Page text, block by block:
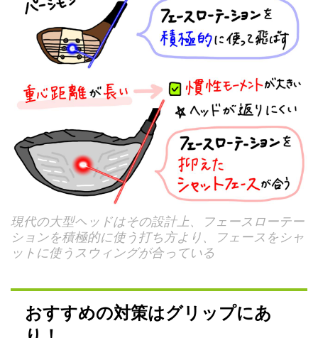
現代の大型ヘッドはその設計上、フェースローテー
ションを積極的に使う打ち方より、フェースをシャ
ットに使うスウィングが合っている
おすすめの対策はグリップにあ